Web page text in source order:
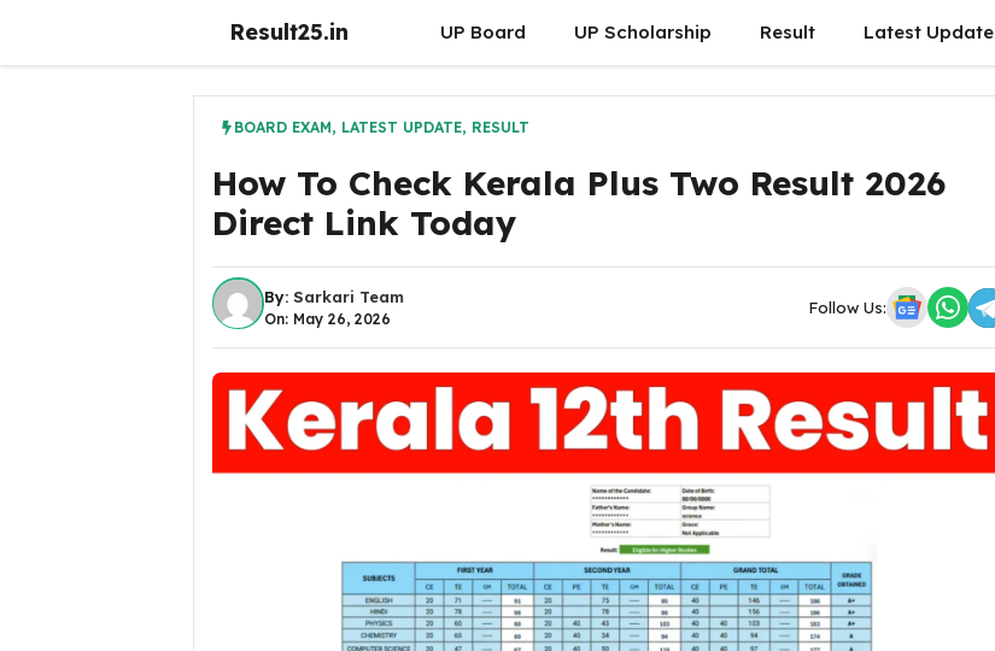
Result25.in UP Board UP Scholarship Result Latest Update
BOARD EXAM, LATEST UPDATE, RESULT
How To Check Kerala Plus Two Result 2026
Direct Link Today
By: Sarkari Team
On: May 26, 2026
Follow Us: